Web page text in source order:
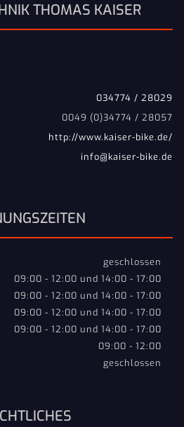
THOMAS KAISER
034774 / 28029
0049 (0)34774 / 28057
http://www.kaiser-bike.de/
info@kaiser-bike.de
geschlossen
09:00 - 12:00 und 14:00 - 17:00
09:00 - 12:00 und 14:00 - 17:00
09:00 - 12:00 und 14:00 - 17:00
09:00 - 12:00 und 14:00 - 17:00
09:00 - 12:00
geschlossen